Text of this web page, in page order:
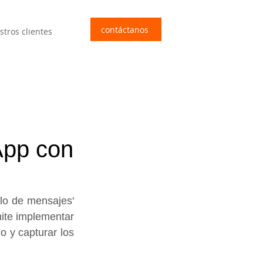
clientes contáctanos
con
de mensajes'
implementar
y capturar los